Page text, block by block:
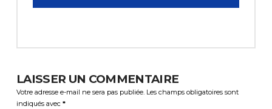
LAISSER UN COMMENTAIRE
Votre adresse e-mail ne sera pas publiée. Les champs obligatoires sont
indiqués avec *